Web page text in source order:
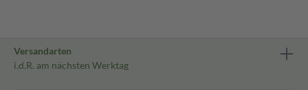
Versandarten
i.d.R. am nächsten Werktag